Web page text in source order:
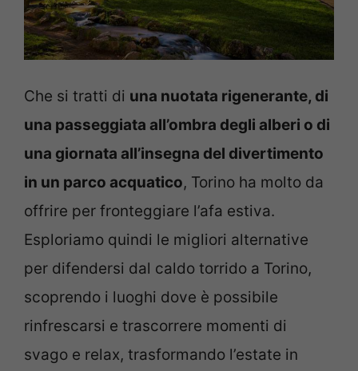
Che si tratti di una nuotata rigenerante, di
una passeggiata all’ombra degli alberi o di
una giornata all’insegna del divertimento
in un parco acquatico, Torino ha molto da
offrire per fronteggiare l’afa estiva.
Esploriamo quindi le migliori alternative
per difendersi dal caldo torrido a Torino,
scoprendo i luoghi dove è possibile
rinfrescarsi e trascorrere momenti di
svago e relax, trasformando l’estate in